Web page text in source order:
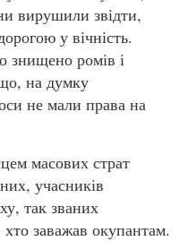
вирушили звідти,
у вічність.
знищено ромів і
на думку
не мали права на
масових страт
учасників
так званих
заважав окупантам.